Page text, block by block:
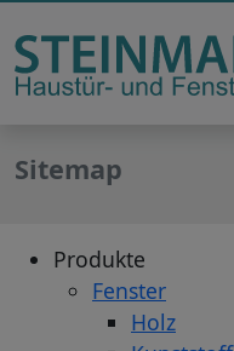
Sitemap
Produkte
Fenster
Holz